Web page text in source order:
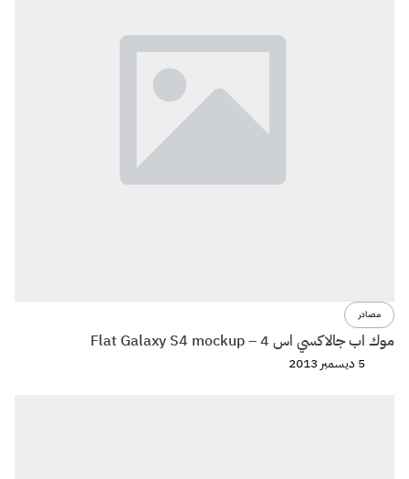
مصادر
موك اب جالاكسي اس 4 – Flat Galaxy S4 mockup
5 ديسمبر 2013